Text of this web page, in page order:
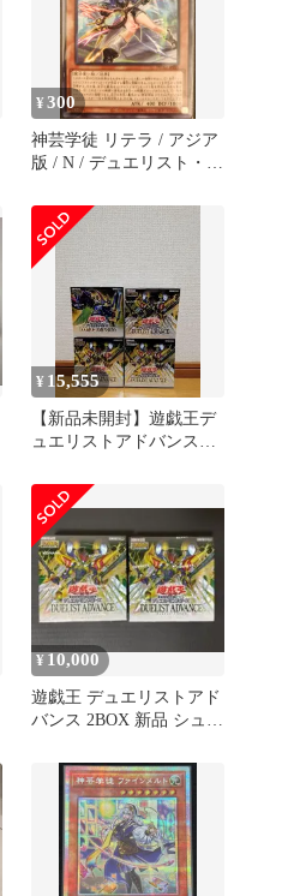
¥300
神芸学徒 リテラ / アジア
版 / N / デュエリスト・ア
ADVANCE] / DUAD-
JP011 / ID:97434754
¥ 15,555
【新品未開封】遊戯王デ
ュエリストアドバンス
まけ付き
¥ 10,000
遊戯王 デュエリストアド
バンス 2BOX 新品 シュリ